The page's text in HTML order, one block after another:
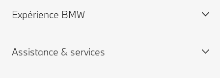
Aide & Contact
Expérience BMW
Carrières chez BMW
Assistance & services